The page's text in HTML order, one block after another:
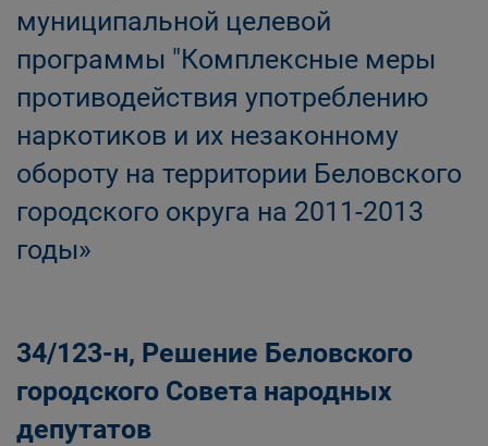
муниципальной целевой
программы "Комплексные меры
противодействия употреблению
наркотиков и их незаконному
обороту на территории Беловского
городского округа на 2011-2013
годы»
34/123-н, Решение Беловского
городского Совета народных
депутатов